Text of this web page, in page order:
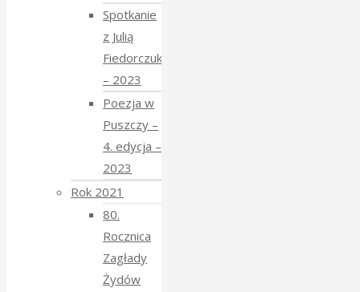
Spotkanie
z Julią
Fiedorczuk
– 2023
Poezja w
Puszczy –
4. edycja –
2023
Rok 2021
80.
Rocznica
Zagłady
Żydów